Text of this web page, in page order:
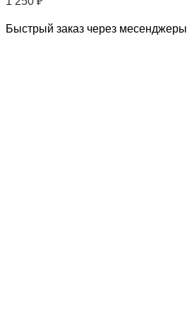
Быстрый заказ через месенджеры